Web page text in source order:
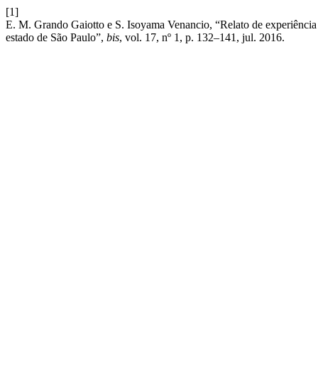
[1]
E. M. Grando Gaiotto e S. Isoyama Venancio, “Relato de
estado de São Paulo”, bis, vol. 17, nº 1, p. 132–141, jul. 2016.